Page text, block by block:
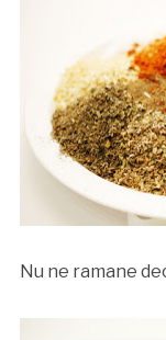
Nu ne ramane